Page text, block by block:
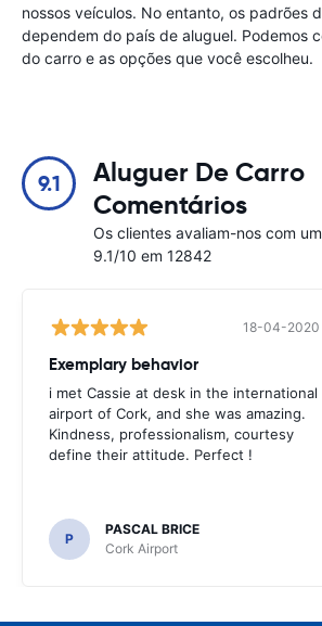
nossos veículos. No entanto, os padrões
dependem do país de aluguel. Podemos
do carro e as opções que você escolheu.
9.1
Aluguer De Carro
Comentários
Os clientes avaliam-nos com
9.1/10 em 12842
18-04-2020
Exemplary behavior
i met Cassie at desk in the international
airport of Cork, and she was amazing.
Kindness, professionalism, courtesy
define their attitude. Perfect !
P
PASCAL BRICE
Cork Airport